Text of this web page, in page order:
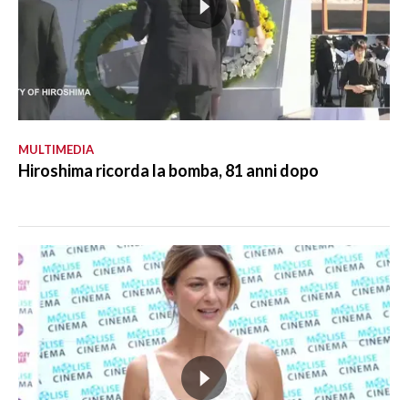
MULTIMEDIA
Hiroshima ricorda la bomba, 81 anni dopo